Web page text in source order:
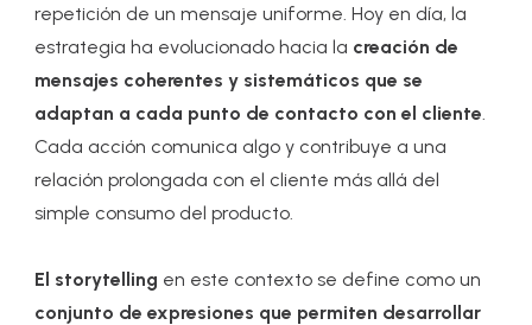
repetición de un mensaje uniforme. Hoy en día, la
estrategia ha evolucionado hacia la creación de
mensajes coherentes y sistemáticos que se
adaptan a cada punto de contacto con el cliente
Cada acción comunica algo y contribuye a una
relación prolongada con el cliente más allá del
simple consumo del producto.
El storytelling en este contexto se define como un
conjunto de expresiones que permiten desarrollar